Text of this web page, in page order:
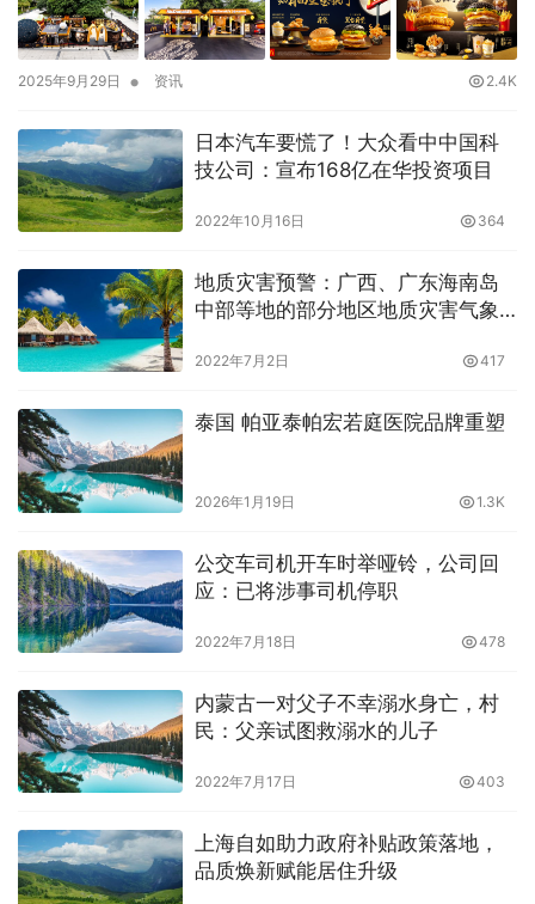
2025年9月29日 • 资讯 2.4K
日本汽车要慌了！大众看中中国科
技公司：宣布168亿在华投资项目
2022年10月16日 364
地质灾害预警：广西、广东海南岛
中部等地的部分地区地质灾害气象
2022年7月2日 417
泰国 帕亚泰帕宏若庭医院品牌重塑
2026年1月19日 1.3K
公交车司机开车时举哑铃，公司回
应：已将涉事司机停职
2022年7月18日 478
内蒙古一对父子不幸溺水身亡，村
民：父亲试图救溺水的儿子
2022年7月17日 403
上海自如助力政府补贴政策落地，
品质焕新赋能居住升级